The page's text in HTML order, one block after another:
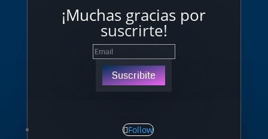
¡Muchas gracias por
suscrirte!
Suscribite
Follow